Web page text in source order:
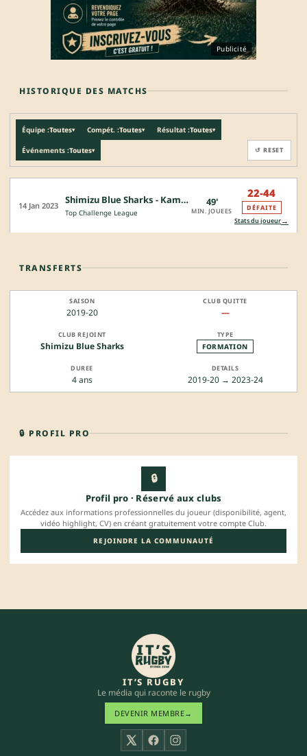
Publicité
HISTORIQUE DES MATCHS
Équipe :Toutes▾ Compét. :Toutes▾ Résultat :Toutes▾
Événements :Toutes▾ ↺ RESET
14 Jan 2023 Shimizu Blue Sharks - Kamaishi Seawaves
Top Challenge League
49'
MIN. JOUEES
22-44
DÉFAITE
Stats du joueur→
TRANSFERTS
2019-20 —
Shimizu Blue Sharks FORMATION
4 ans 2019-20 → 2023-24
🔒 PROFIL PRO
🔒
Profil pro · Réservé aux clubs
Accédez aux informations professionnelles du joueur (disponibilité, agent,
vidéo highlight, CV) en créant gratuitement votre compte Club.
REJOINDRE LA COMMUNAUTÉ
IT’S RUGBY
Le média qui raconte le rugby
DEVENIR MEMBRE→
X FacebookInstagram